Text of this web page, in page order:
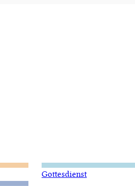
Gottesdienst